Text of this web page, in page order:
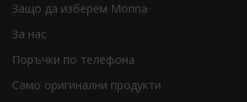
Защо да изберем Monna
За нас
Поръчки по телефона
Само оригинални продукти